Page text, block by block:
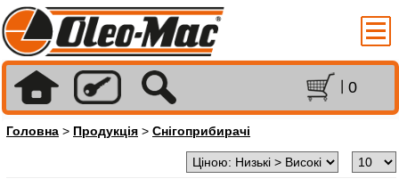
0
Головна > Продукція > Снігоприбирачі